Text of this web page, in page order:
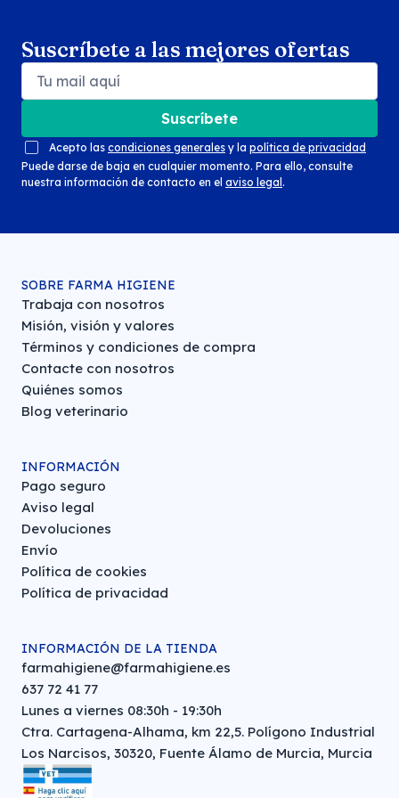
Suscríbete a las mejores ofertas
Suscríbete
Acepto las condiciones generales y la política de privacidad
Puede darse de baja en cualquier momento. Para ello, consulte
nuestra información de contacto en el aviso legal .
SOBRE FARMA HIGIENE
Trabaja con nosotros
Misión, visión y valores
Términos y condiciones de compra
Contacte con nosotros
Quiénes somos
Blog veterinario
INFORMACIÓN
Pago seguro
Aviso legal
Devoluciones
Envío
Política de cookies
Política de privacidad
INFORMACIÓN DE LA TIENDA
farmahigiene@farmahigiene.es
637 72 41 77
Lunes a viernes 08:30h - 19:30h
Ctra. Cartagena-Alhama, km 22,5. Polígono Industrial
Los Narcisos, 30320, Fuente Álamo de Murcia, Murcia